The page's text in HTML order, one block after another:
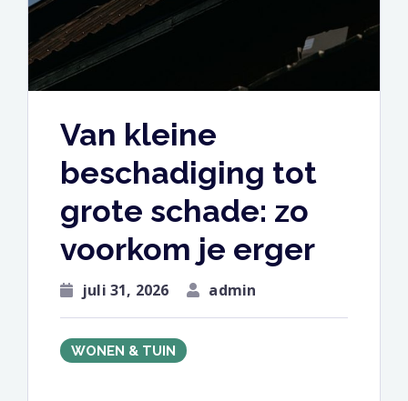
Van kleine
beschadiging tot
grote schade: zo
voorkom je erger
juli 31, 2026 admin
WONEN & TUIN